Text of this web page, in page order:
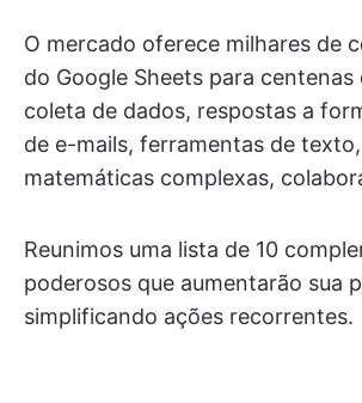
O mercado oferece milhares de
do Google Sheets para centenas
coleta de dados, respostas a
de e-mails, ferramentas de
matemáticas complexas,
Reunimos uma lista de 10
poderosos que aumentarão sua
simplificando ações recorrentes.